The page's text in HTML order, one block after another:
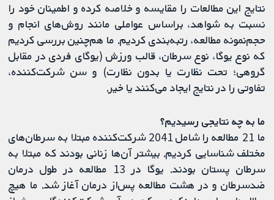
نتایج این مطالعات را مقایسه و خلاصه کرده و اطمینان خود را
نسبت به شواهد، براساس عواملی مانند روش‌های انجام و
حجم‌نمونه مطالعه، رتبه‌بندی کردیم. ما هم‌چنین بررسی کردیم
که نوع یوگا، نوع سرطان، قالب ورزش (یوگای فردی در مقابل
گروهی؛ تحت نظارت یا بدون نظارت) و سن شرکت‌کننده،
تفاوتی را در نتایج ایجاد می‌کنند یا خیر.
ما به چه نتایجی رسیدیم؟
ما 21 مطالعه را شامل 2041 شرکت‌کننده مبتلا به سرطان‌های
مختلف شناسایی کردیم. بیشتر آن‌ها زنانی بودند که مبتلا به
سرطان پستان بودند. یوگا در 13 مطالعه در طول درمان
ضدسرطان و در هشت مطالعه پس‌از درمان آغاز شد. ما هیچ